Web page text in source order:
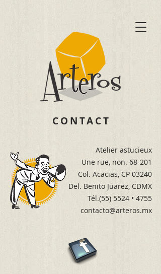
CONTACT
Atelier astucieux
Une rue, non. 68-201
Col. Acacias, CP 03240
Del. Benito Juarez, CDMX
Tél.(55) 5524 • 4755
contacto@arteros.mx